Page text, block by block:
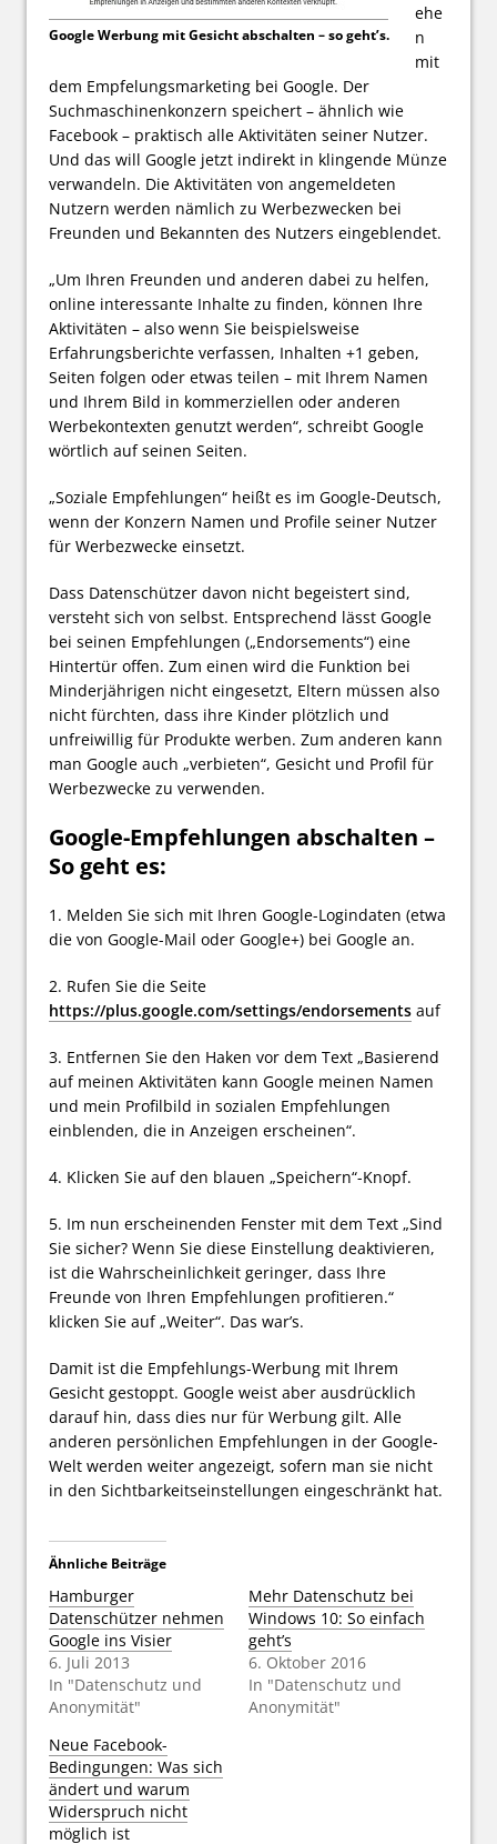
Google Werbung mit Gesicht abschalten – so geht’s.
ehe
n
mit
dem Empfelungsmarketing bei Google. Der
Suchmaschinenkonzern speichert – ähnlich wie
Facebook – praktisch alle Aktivitäten seiner Nutzer.
Und das will Google jetzt indirekt in klingende Münze
verwandeln. Die Aktivitäten von angemeldeten
Nutzern werden nämlich zu Werbezwecken bei
Freunden und Bekannten des Nutzers eingeblendet.
„Um Ihren Freunden und anderen dabei zu helfen,
online interessante Inhalte zu finden, können Ihre
Aktivitäten – also wenn Sie beispielsweise
Erfahrungsberichte verfassen, Inhalten +1 geben,
Seiten folgen oder etwas teilen – mit Ihrem Namen
und Ihrem Bild in kommerziellen oder anderen
Werbekontexten genutzt werden“, schreibt Google
wörtlich auf seinen Seiten.
„Soziale Empfehlungen“ heißt es im Google-Deutsch,
wenn der Konzern Namen und Profile seiner Nutzer
für Werbezwecke einsetzt.
Dass Datenschützer davon nicht begeistert sind,
versteht sich von selbst. Entsprechend lässt Google
bei seinen Empfehlungen („Endorsements“) eine
Hintertür offen. Zum einen wird die Funktion bei
Minderjährigen nicht eingesetzt, Eltern müssen also
nicht fürchten, dass ihre Kinder plötzlich und
unfreiwillig für Produkte werben. Zum anderen kann
man Google auch „verbieten“, Gesicht und Profil für
Werbezwecke zu verwenden.
Google-Empfehlungen abschalten –
So geht es:
1. Melden Sie sich mit Ihren Google-Logindaten (etwa
die von Google-Mail oder Google+) bei Google an.
2. Rufen Sie die Seite
https://plus.google.com/settings/endorsements auf
3. Entfernen Sie den Haken vor dem Text „Basierend
auf meinen Aktivitäten kann Google meinen Namen
und mein Profilbild in sozialen Empfehlungen
einblenden, die in Anzeigen erscheinen“.
4. Klicken Sie auf den blauen „Speichern“-Knopf.
5. Im nun erscheinenden Fenster mit dem Text „Sind
Sie sicher? Wenn Sie diese Einstellung deaktivieren,
ist die Wahrscheinlichkeit geringer, dass Ihre
Freunde von Ihren Empfehlungen profitieren.“
klicken Sie auf „Weiter“. Das war’s.
Damit ist die Empfehlungs-Werbung mit Ihrem
Gesicht gestoppt. Google weist aber ausdrücklich
darauf hin, dass dies nur für Werbung gilt. Alle
anderen persönlichen Empfehlungen in der Google-
Welt werden weiter angezeigt, sofern man sie nicht
in den Sichtbarkeitseinstellungen eingeschränkt hat.
Ähnliche Beiträge
Hamburger
Datenschützer nehmen
Google ins Visier
6. Juli 2013
In "Datenschutz und
Anonymität"
Mehr Datenschutz bei
Windows 10: So einfach
geht’s
6. Oktober 2016
In "Datenschutz und
Anonymität"
Neue Facebook-
Bedingungen: Was sich
ändert und warum
Widerspruch nicht
möglich ist